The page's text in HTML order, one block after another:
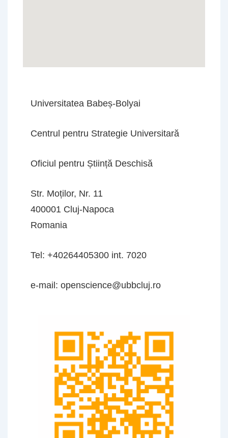
Universitatea Babeș-Bolyai
Centrul pentru Strategie Universitară
Oficiul pentru Știință Deschisă
Str. Moților, Nr. 11
400001 Cluj-Napoca
Romania
Tel: +40264405300 int. 7020
e-mail: openscience@ubbcluj.ro